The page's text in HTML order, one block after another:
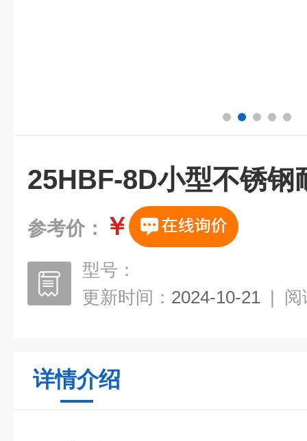
25HBF-8D小型不锈钢
参考价： ￥
型号：
更新时间： 2024-10-21 | 阅
详情介绍